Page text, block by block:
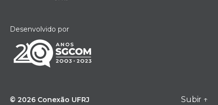
Desenvolvido por
© 2026 Conexão UFRJ Subir ↑